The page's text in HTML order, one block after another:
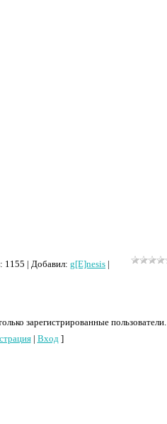
: 1155 | Добавил: g[E]nesis |
зарегистрированные пользователи.
| Вход]